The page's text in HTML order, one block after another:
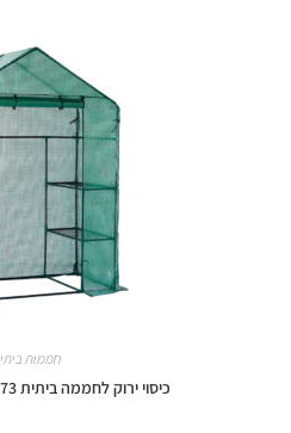
חממות ביתיות
כיסוי ירוק לחממה ביתית 143X73 דגם 1608-CO